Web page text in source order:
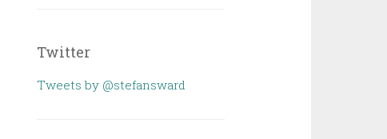
Twitter
Tweets by @stefansward